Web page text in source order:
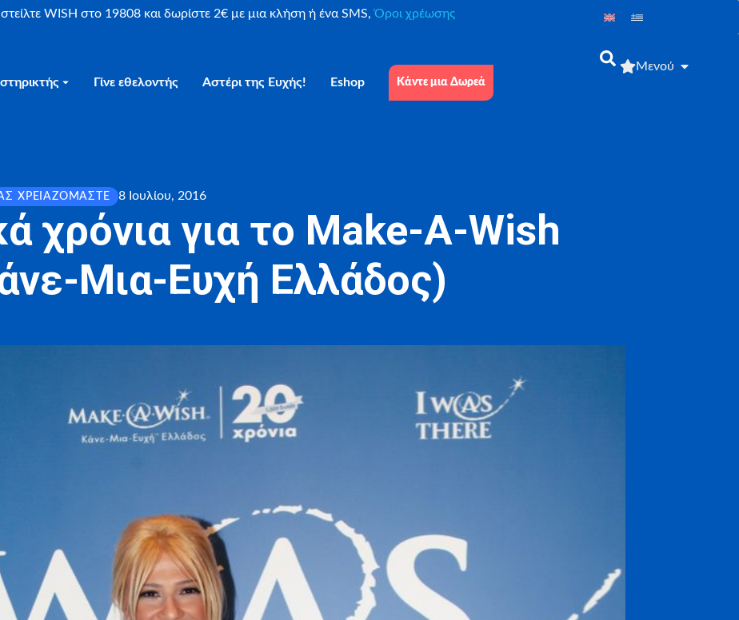
WISH στο 19808 και δωρίστε 2€ με μια κλήση ή ένα SMS,Όροι χρέωσης
Γίνε εθελοντής Αστέρι της Ευχής! Eshop Κάντε μια Δωρεά
Μενού
ΧΡΕΙΑΖΌΜΑΣΤΕ 8 Ιουλίου, 2016
χρόνια για το Make-A-Wish
Μια-Ευχή Ελλάδος)